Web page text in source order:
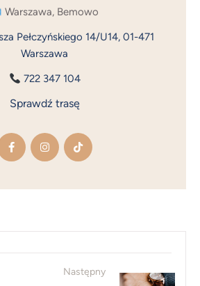
Warszawa, Bemowo
Pełczyńskiego 14/U14, 01-471
Warszawa
722 347 104
Sprawdź trasę
Następny